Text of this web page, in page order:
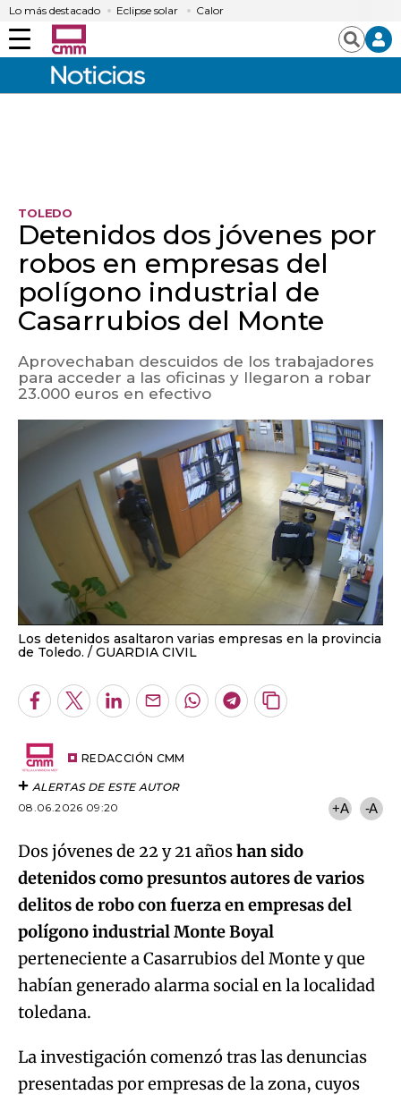
Lo más destacado Eclipse solar Calor
Menú Buscar
TOLEDO
Detenidos dos jóvenes por
robos en empresas del
polígono industrial de
Casarrubios del Monte
Aprovechaban descuidos de los trabajadores
para acceder a las oficinas y llegaron a robar
23.000 euros en efectivo
Los detenidos asaltaron varias empresas en la provincia
de Toledo.
GUARDIA CIVIL
Facebook
TwitterLinkedInEnviarWhatsapp
Telegram
Copiar
REDACCIÓN CMM
ALERTAS DE ESTE AUTOR
08.06.2026 09:20
+A -A
Dos jóvenes de 22 y 21 añoshan sido
detenidos como presuntos autores de varios
delitos de robo con fuerza en empresas del
polígono industrial Monte Boyal
perteneciente a Casarrubios del Monte y que
habían generado alarma social en la localidad
toledana.
La investigación comenzó tras las denuncias
presentadas por empresas de la zona, cuyos